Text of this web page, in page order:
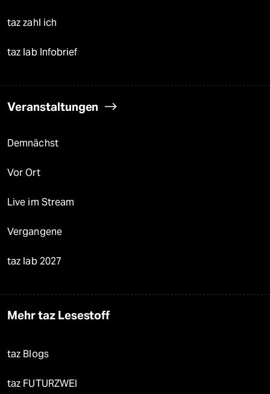
taz zahl ich
taz lab Infobrief
Veranstaltungen
Demnächst
Vor Ort
Live im Stream
Vergangene
taz lab 2027
Mehr taz Lesestoff
taz Blogs
taz FUTURZWEI